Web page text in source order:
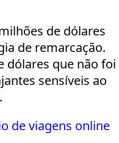
de dólares
de remarcação.
dólares que não foi
sensíveis ao
de viagens online